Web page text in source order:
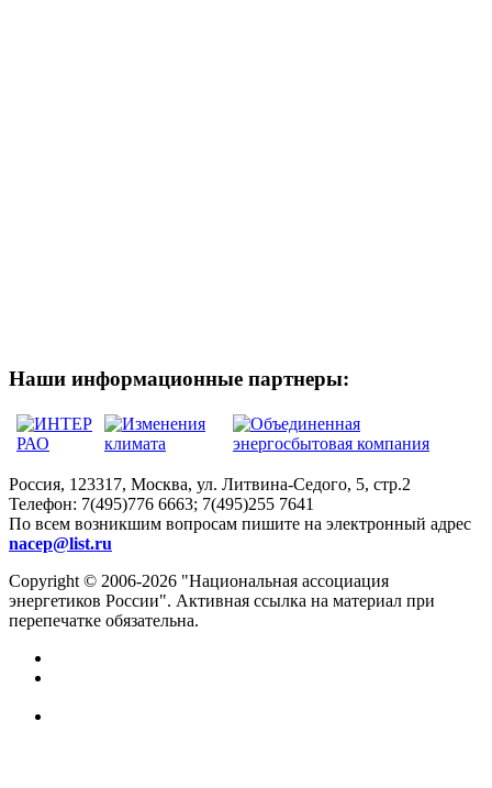
Наши информационные партнеры:
Россия, 123317, Москва, ул. Литвина-Седого, 5, стр.2
Телефон: 7(495)776 6663; 7(495)255 7641
По всем возникшим вопросам пишите на электронный адрес
nacep@list.ru
Copyright © 2006-2026 "Национальная ассоциация
энергетиков России". Активная ссылка на материал при
перепечатке обязательна.